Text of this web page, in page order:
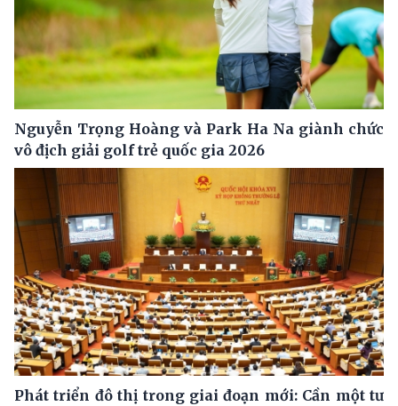
Nguyễn Trọng Hoàng và Park Ha Na giành chức
vô địch giải golf trẻ quốc gia 2026
Phát triển đô thị trong giai đoạn mới: Cần một tư